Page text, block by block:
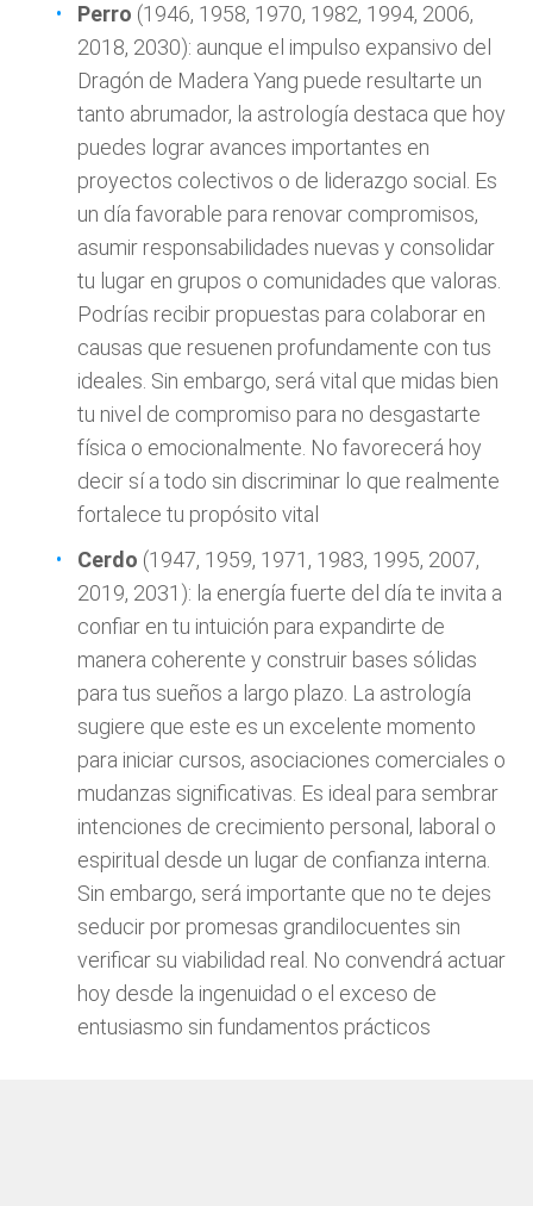
Perro (1946, 1958, 1970, 1982, 1994, 2006,
2018, 2030): aunque el impulso expansivo del
Dragón de Madera Yang puede resultarte un
tanto abrumador, la astrología destaca que hoy
puedes lograr avances importantes en
proyectos colectivos o de liderazgo social. Es
un día favorable para renovar compromisos,
asumir responsabilidades nuevas y consolidar
tu lugar en grupos o comunidades que valoras.
Podrías recibir propuestas para colaborar en
causas que resuenen profundamente con tus
ideales. Sin embargo, será vital que midas bien
tu nivel de compromiso para no desgastarte
física o emocionalmente. No favorecerá hoy
decir sí a todo sin discriminar lo que realmente
fortalece tu propósito vital
Cerdo (1947, 1959, 1971, 1983, 1995, 2007,
2019, 2031): la energía fuerte del día te invita a
confiar en tu intuición para expandirte de
manera coherente y construir bases sólidas
para tus sueños a largo plazo. La astrología
sugiere que este es un excelente momento
para iniciar cursos, asociaciones comerciales o
mudanzas significativas. Es ideal para sembrar
intenciones de crecimiento personal, laboral o
espiritual desde un lugar de confianza interna.
Sin embargo, será importante que no te dejes
seducir por promesas grandilocuentes sin
verificar su viabilidad real. No convendrá actuar
hoy desde la ingenuidad o el exceso de
entusiasmo sin fundamentos prácticos